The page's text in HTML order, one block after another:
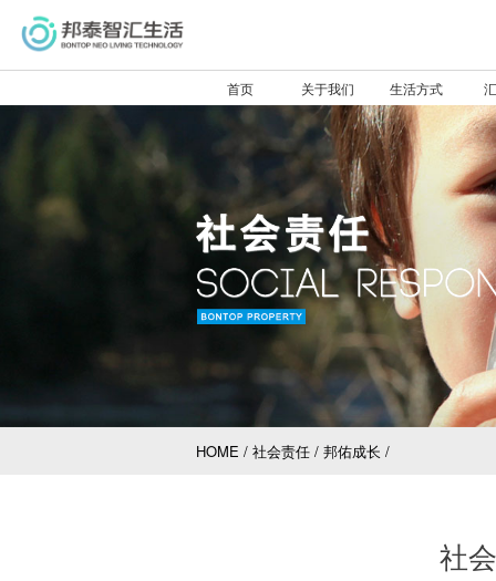
首页 关于我们 生活方式
验
分
HOME / 社会责任 / 邦佑成长 /
社